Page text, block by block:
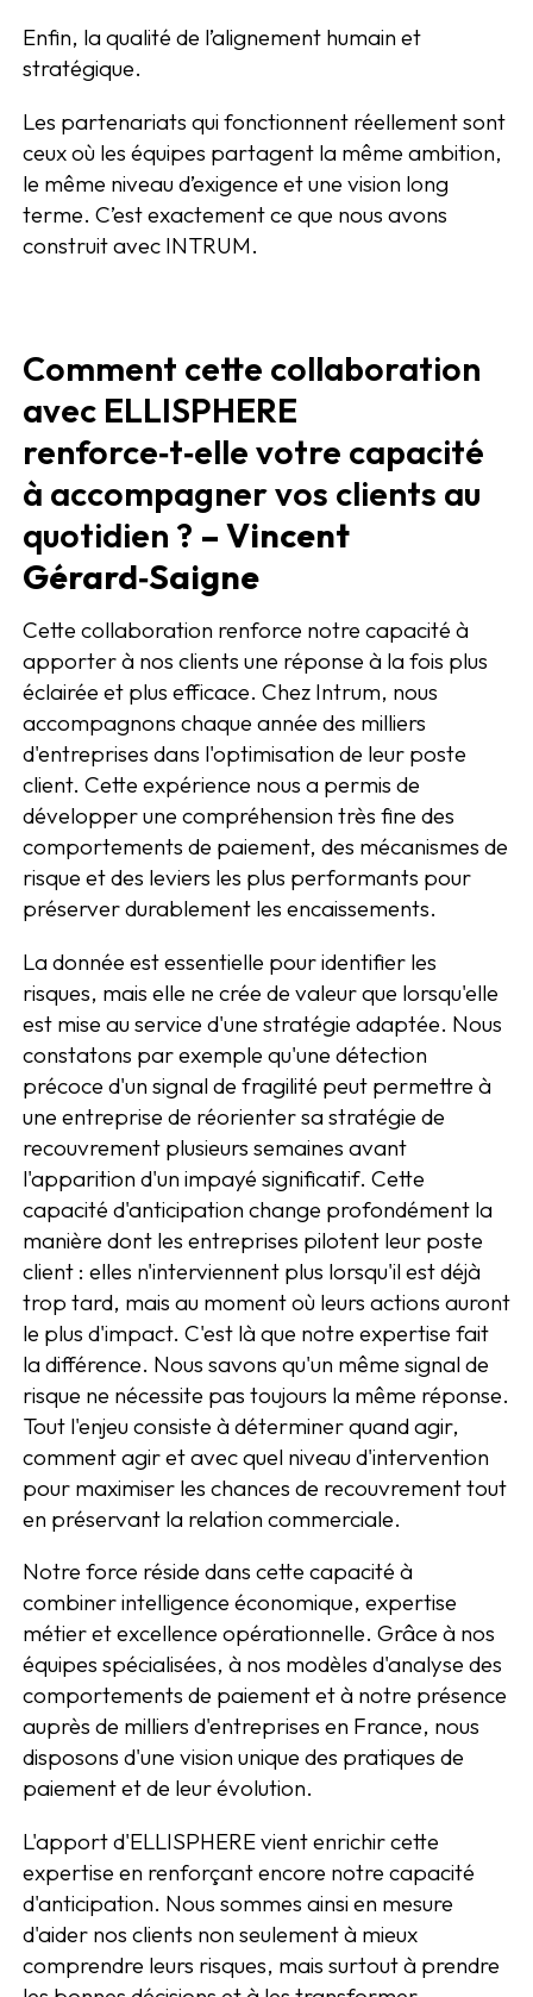
Enfin, la qualité de l’alignement humain et
stratégique.
Les partenariats qui fonctionnent réellement sont
ceux où les équipes partagent la même ambition,
le même niveau d’exigence et une vision long
terme. C’est exactement ce que nous avons
construit avec INTRUM.
Comment cette collaboration
avec ELLISPHERE
renforce‑t‑elle votre capacité
à accompagner vos clients au
quotidien ? – Vincent
Gérard‑Saigne
Cette collaboration renforce notre capacité à
apporter à nos clients une réponse à la fois plus
éclairée et plus efficace. Chez Intrum, nous
accompagnons chaque année des milliers
d'entreprises dans l'optimisation de leur poste
client. Cette expérience nous a permis de
développer une compréhension très fine des
comportements de paiement, des mécanismes de
risque et des leviers les plus performants pour
préserver durablement les encaissements.
La donnée est essentielle pour identifier les
risques, mais elle ne crée de valeur que lorsqu'elle
est mise au service d'une stratégie adaptée. Nous
constatons par exemple qu'une détection
précoce d'un signal de fragilité peut permettre à
une entreprise de réorienter sa stratégie de
recouvrement plusieurs semaines avant
l'apparition d'un impayé significatif. Cette
capacité d'anticipation change profondément la
manière dont les entreprises pilotent leur poste
client : elles n'interviennent plus lorsqu'il est déjà
trop tard, mais au moment où leurs actions auront
le plus d'impact. C'est là que notre expertise fait
la différence. Nous savons qu'un même signal de
risque ne nécessite pas toujours la même réponse.
Tout l'enjeu consiste à déterminer quand agir,
comment agir et avec quel niveau d'intervention
pour maximiser les chances de recouvrement tout
en préservant la relation commerciale.
Notre force réside dans cette capacité à
combiner intelligence économique, expertise
métier et excellence opérationnelle. Grâce à nos
équipes spécialisées, à nos modèles d'analyse des
comportements de paiement et à notre présence
auprès de milliers d'entreprises en France, nous
disposons d'une vision unique des pratiques de
paiement et de leur évolution.
L'apport d'ELLISPHERE vient enrichir cette
expertise en renforçant encore notre capacité
d'anticipation. Nous sommes ainsi en mesure
d'aider nos clients non seulement à mieux
comprendre leurs risques, mais surtout à prendre